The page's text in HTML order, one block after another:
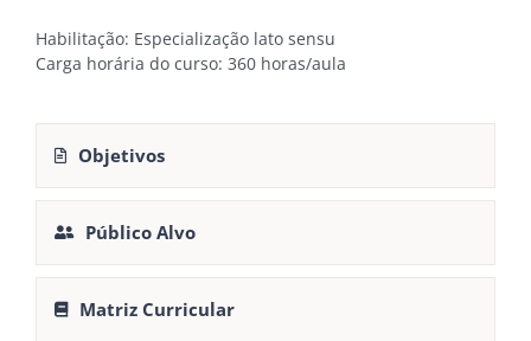
Habilitação: Especialização lato sensu
Carga horária do curso: 360 horas/aula
Objetivos
Público Alvo
Matriz Curricular